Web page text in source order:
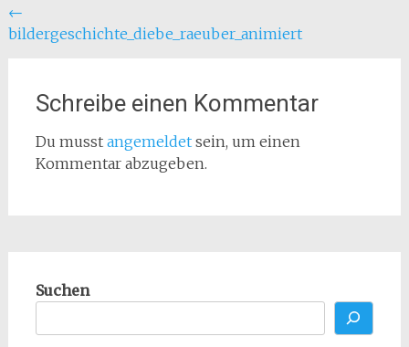
Beitragsnavigation
←
bildergeschichte_diebe_raeuber_animiert
Schreibe einen Kommentar
Du musst angemeldetsein, um einen
Kommentar abzugeben.
Suchen